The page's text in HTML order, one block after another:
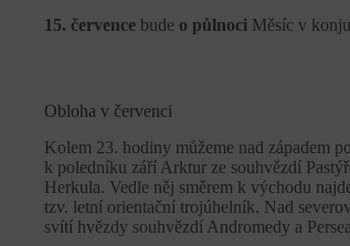
15. července bude o půlnoci Měsíc v
Obloha v červenci
Kolem 23. hodiny můžeme nad západem
k poledníku září Arktur ze souhvězdí
Herkula. Vedle něj směrem k východu
tzv. letní orientační trojúhelník. Nad
svítí hvězdy souhvězdí Andromedy a